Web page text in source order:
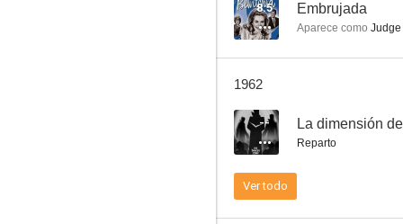
8.5 Embrujada
Aparece como
1962
-- La dimensión
Reparto
Ver todo